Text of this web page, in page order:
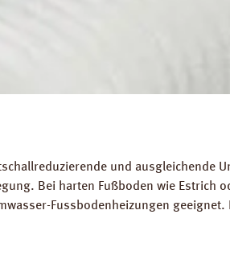
und ausgleichende
Bei harten Fußboden wie Estrich
Fussbodenheizungen
Verbesserung: 16 dB (ISO 140-8).